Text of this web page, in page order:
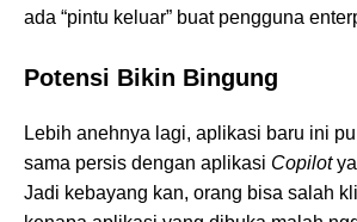
ada “pintu keluar” buat pengguna
Potensi Bikin Bingung
Lebih anehnya lagi, aplikasi baru ini
sama persis dengan aplikasi Copilot
Jadi kebayang kan, orang bisa salah